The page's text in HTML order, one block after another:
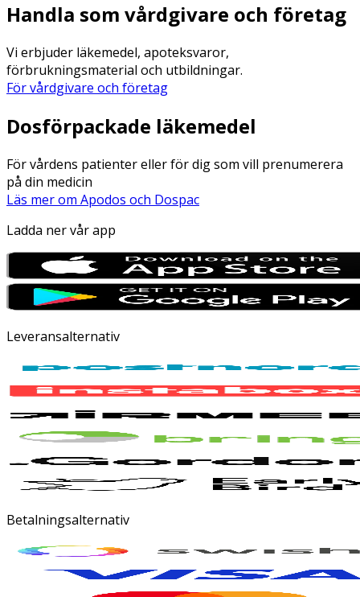
Handla som vårdgivare och företag
Vi erbjuder läkemedel, apoteksvaror,
förbrukningsmaterial och utbildningar.
För vårdgivare och företag
Dosförpackade läkemedel
För vårdens patienter eller för dig som vill prenumerera
på din medicin
Läs mer om Apodos och Dospac
Ladda ner vår app
Leveransalternativ
Betalningsalternativ